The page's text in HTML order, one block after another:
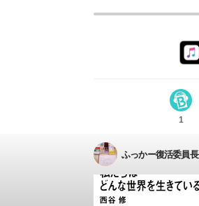
1
ふっかー復活委員長